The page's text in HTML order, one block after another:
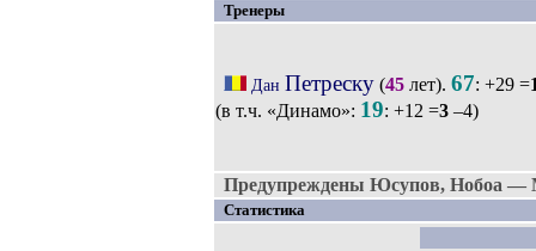
Тренеры
Дан Петреску(45лет). 67: +29 =
(в т.ч. «Динамо»: 19: +12 =3 –4)
Предупреждены Юсупов, Нобоа —
Статистика